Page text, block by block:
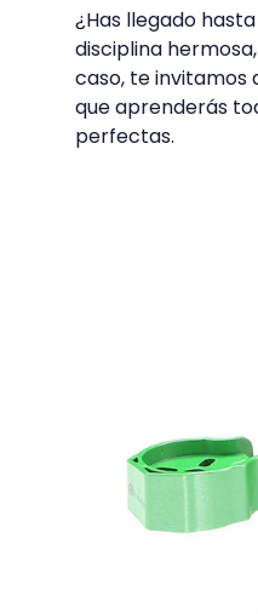
¿Has llegado
disciplina
caso, te invitamos
que aprenderás
perfectas.